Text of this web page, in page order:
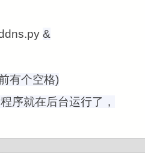
&
有个空格)
序就在后台运行了，